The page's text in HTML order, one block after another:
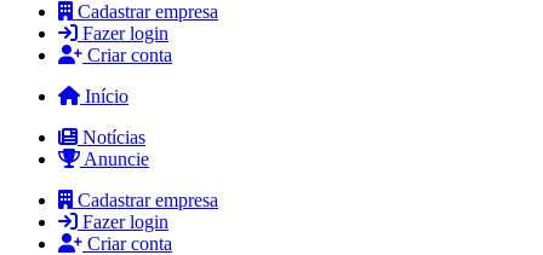
Cadastrar empresa
Fazer login
Criar conta
Início
Notícias
Anuncie
Cadastrar empresa
Fazer login
Criar conta